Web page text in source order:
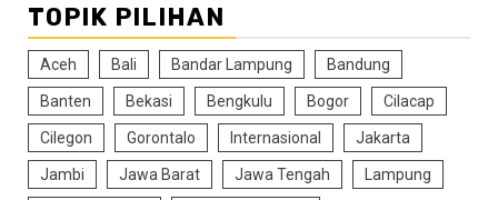
TOPIK PILIHAN
Aceh Bali Bandar Lampung Bandung
Banten Bekasi Bengkulu Bogor Cilacap
Cilegon Gorontalo Internasional Jakarta
Jambi Jawa Barat Jawa Tengah Lampung